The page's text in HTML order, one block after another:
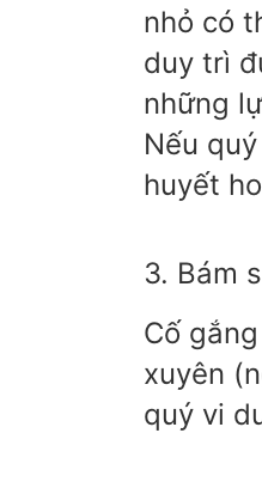
nhỏ có
duy trì
những
Nếu
huyết
3. Bám
Cố
xuyên
quý vi